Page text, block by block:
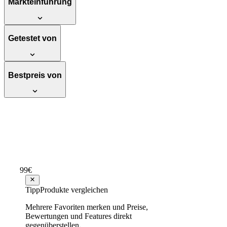
Markteinführung
Getestet von
Bestpreis von
Beafon SL645 Seniorenhandy 7,11cm
Varianten
99€
77,60 €
bea-fon/Smart Home/Safer 3L /
Kamera / IP65 Schutz gegen
TippProdukte vergleichen
Mehrere Favoriten merken und Preise,
Bewertungen und Features direkt
gegenüberstellen.